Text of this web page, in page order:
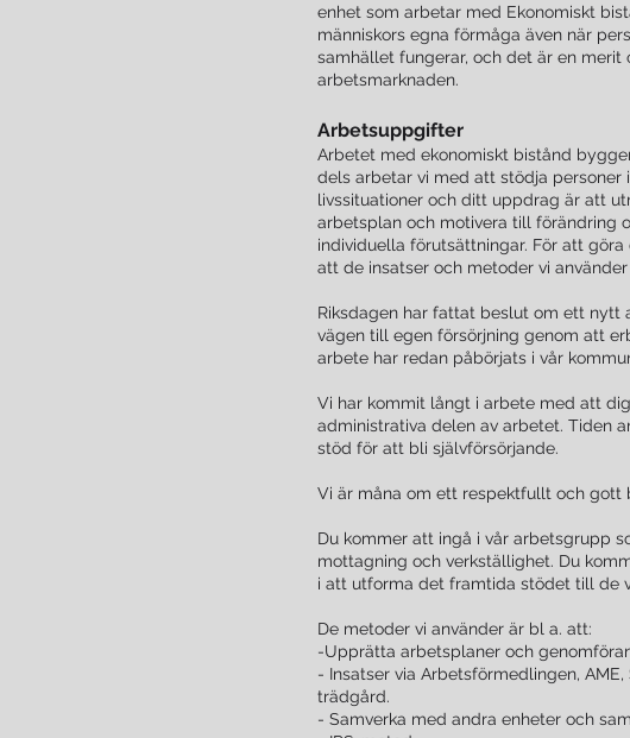
enhet som arbetar med Ekonomiskt
människors egna förmåga även när
samhället fungerar, och det är en
arbetsmarknaden.
Arbetsuppgifter
Arbetet med ekonomiskt bistånd
dels arbetar vi med att stödja personer
livssituationer och ditt uppdrag är att
arbetsplan och motivera till förändring
individuella förutsättningar. För att
att de insatser och metoder vi
Riksdagen har fattat beslut om ett nytt
vägen till egen försörjning genom att
arbete har redan påbörjats i vår
Vi har kommit långt i arbete med att
administrativa delen av arbetet. Tiden
stöd för att bli självförsörjande.
Vi är måna om ett respektfullt och gott
Du kommer att ingå i vår arbetsgrupp
mottagning och verkställighet. Du
i att utforma det framtida stödet till de
De metoder vi använder är bl a. att:
-Upprätta arbetsplaner och
- Insatser via Arbetsförmedlingen,
trädgård.
- Samverka med andra enheter och